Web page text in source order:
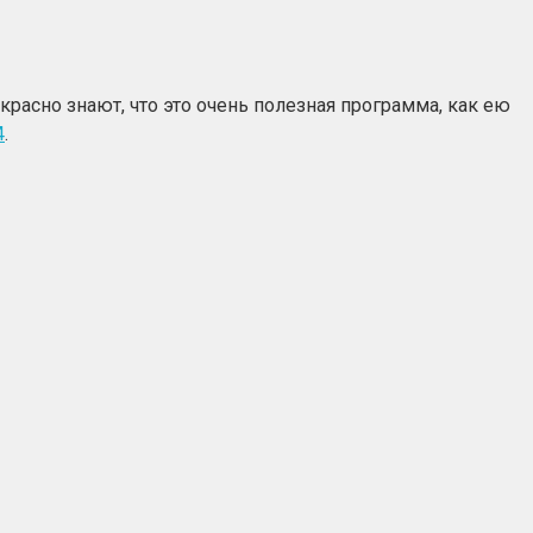
знают, что это очень полезная программа, как ею
.